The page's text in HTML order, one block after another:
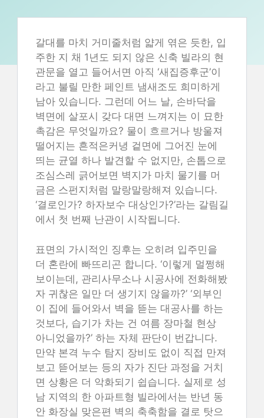
갈대를 마치 거미줄처럼 얇게 엮은 듯한, 입
주한 지 채 1년도 되지 않은 신축 빌라의 현
관문을 열고 들어서면 아직 ‘새집증후군’이
라고 불릴 만한 페인트 냄새조도 희미하게
남아 있습니다. 그런데 어느 날, 손바닥을
벽면에 살포시 갖다 대면 느껴지는 이 묘한
촉감은 무엇일까요? 물이 흐르거나 방울져
떨어지는 흔적은커녕 겉면에 그어진 눈에
띄는 균열 하나 발견할 수 없지만, 손톱으로
조심스레 긁어보면 벽지가 마치 물기를 머
금은 스펀지처럼 말랑말랑해져 있습니다.
‘결로인가? 하자보수 대상인가?’라는 갈림길
에서 첫 번째 난관이 시작됩니다.
표면의 가시적인 징후는 오히려 입주민을
더 혼란에 빠뜨리곤 합니다. ‘이렇게 멀쩡해
보이는데, 관리사무소나 시공사에 전화해봤
자 귀찮은 일만 더 생기지 않을까?’ ‘외부인
이 집에 들어와서 벽을 뜯는 대공사를 하는
것보다, 습기가 차는 건 여름 장마철 현상
아니었을까?’ 하는 자체 판단이 번갑니다.
만약 본격 누수 탐지 장비도 없이 직접 만져
보고 뜯어보는 등의 자가 진단 과정을 거치
면 상황은 더 악화되기 쉽습니다. 실제로 성
남 지역의 한 아파트형 빌라에서는 반년 동
안 화장실 맞은편 벽의 축축함을 결로 탓으